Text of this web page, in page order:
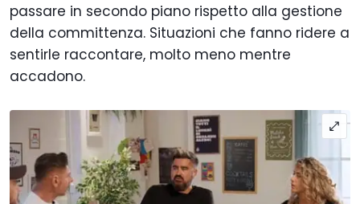
passare in secondo piano rispetto alla gestione
della committenza. Situazioni che fanno ridere a
sentirle raccontare, molto meno mentre
accadono.